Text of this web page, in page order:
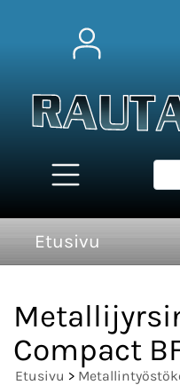
Etusivu
Compact
Etusivu >